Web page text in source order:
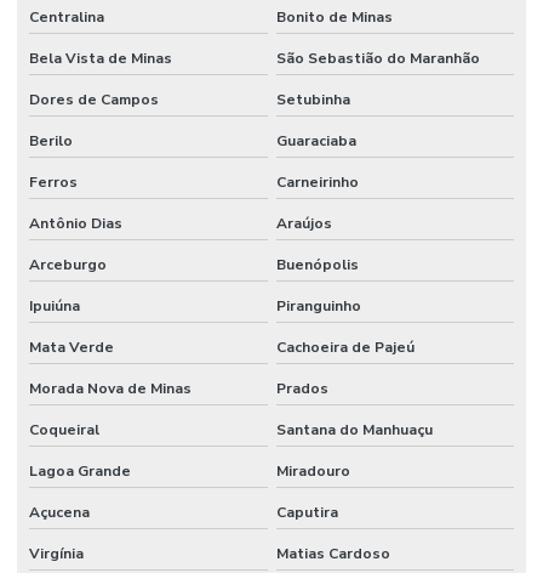
Centralina Bonito de Minas
Bela Vista de Minas São Sebastião do Maranhão
Dores de Campos Setubinha
Berilo Guaraciaba
Ferros Carneirinho
Antônio Dias Araújos
Arceburgo Buenópolis
Ipuiúna Piranguinho
Mata Verde Cachoeira de Pajeú
Morada Nova de Minas Prados
Coqueiral Santana do Manhuaçu
Lagoa Grande Miradouro
Açucena Caputira
Virgínia Matias Cardoso